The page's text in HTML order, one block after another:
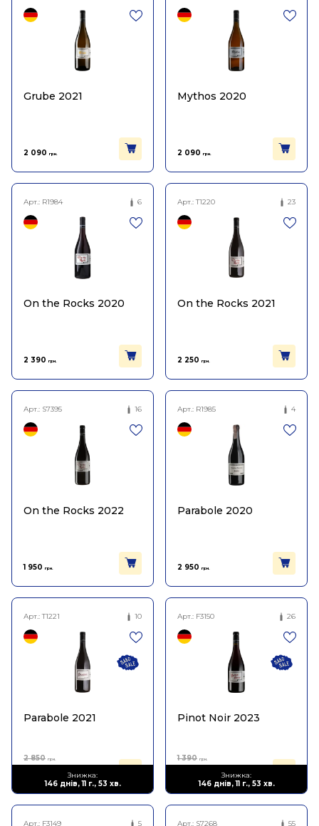
Grube 2021
2 090 грн.
Mythos 2020
2 090 грн.
Арт.: R1984 6
On the Rocks 2020
2 390 грн.
Арт.:T1220 23
On the Rocks 2021
2 250 грн.
Арт.: S7395 16
On the Rocks 2022
1 950 грн.
Арт.: R1985 4
Parabole 2020
2 950 грн.
Арт.:T1221
Знижка:
146 днів, 11 г., 53 хв.
10
Parabole 2021
2 850 грн.
Арт.: F3150
Знижка:
146 днів, 11 г., 53 хв.
26
Pinot Noir 2023
1 390 грн.
Арт.: F3149 5 Арт.: S7268 55